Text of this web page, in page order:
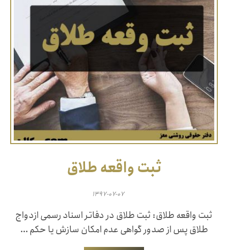
ثبت واقعه طلاق
۱۳۹۷-۰۷-۰۷
ثبت واقعه طلاق: ثبت طلاق در دفاتر اسناد رسمی ازدواج
طلاق پس از صدور گواهی عدم امکان سازش یا حکم ...